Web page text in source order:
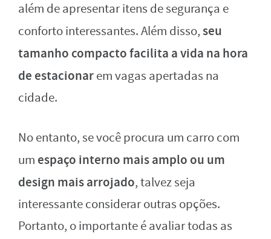
além de apresentar itens de segurança e
conforto interessantes. Além disso,seu
tamanho compacto facilita a vida na hora
de estacionarem vagas apertadas na
cidade.
No entanto, se você procura um carro com
um espaço interno mais amplo ou um
design mais arrojado, talvez seja
interessante considerar outras opções.
Portanto, o importante é avaliar todas as